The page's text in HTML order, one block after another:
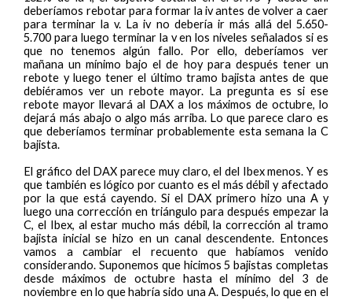
deberíamos rebotar para formar la iv antes de volver a caer
para terminar la v. La iv no debería ir más allá del 5.650-
5.700 para luego terminar la v en los niveles señalados si es
que no tenemos algún fallo. Por ello, deberíamos ver
mañana un mínimo bajo el de hoy para después tener un
rebote y luego tener el último tramo bajista antes de que
debiéramos ver un rebote mayor. La pregunta es si ese
rebote mayor llevará al DAX a los máximos de octubre, lo
dejará más abajo o algo más arriba. Lo que parece claro es
que deberíamos terminar probablemente esta semana la C
bajista.
El gráfico del DAX parece muy claro, el del Ibex menos. Y es
que también es lógico por cuanto es el más débil y afectado
por la que está cayendo. Si el DAX primero hizo una A y
luego una corrección en triángulo para después empezar la
C, el Ibex, al estar mucho más débil, la corrección al tramo
bajista inicial se hizo en un canal descendente. Entonces
vamos a cambiar el recuento que habíamos venido
considerando. Suponemos que hicimos 5 bajistas completas
desde máximos de octubre hasta el mínimo del 3 de
noviembre en lo que habría sido una A. Después, lo que en el